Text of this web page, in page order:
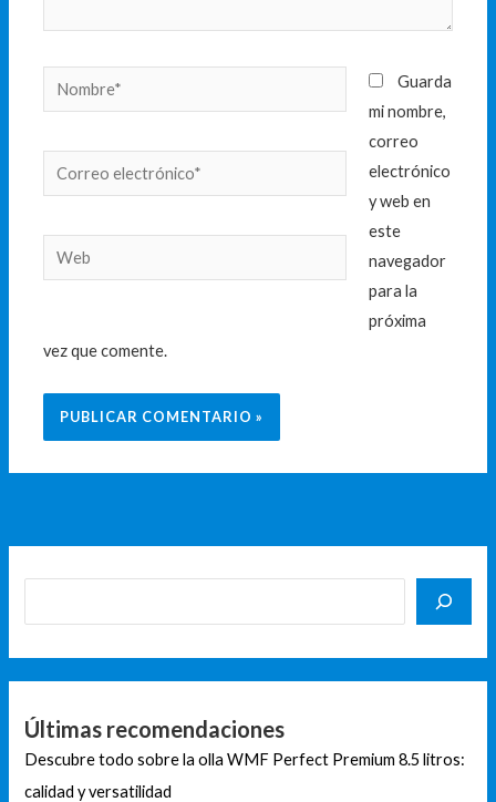
Nombre*
Correo
electrónico*
Web
Guarda
mi nombre,
correo
electrónico
y web en
este
navegador
para la
próxima
vez que comente.
Últimas recomendaciones
Descubre todo sobre la olla WMF Perfect Premium 8.5 litros:
calidad y versatilidad